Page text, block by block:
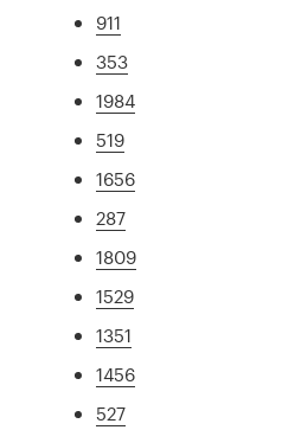
911
353
1984
519
1656
287
1809
1529
1351
1456
527